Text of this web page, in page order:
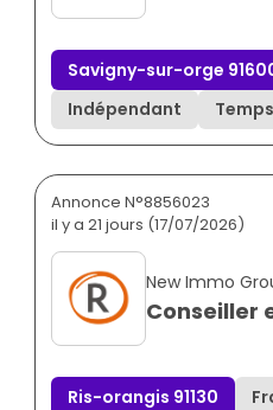
Savigny-sur-orge
Indépendant
Annonce N°8856023
il y a 21 jours (17/07/2026)
New Immo
Conseiller
Ris-orangis 91130